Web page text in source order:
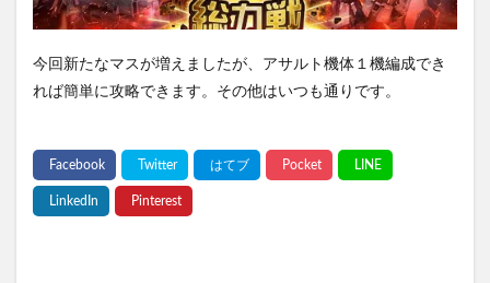
今回新たなマスが増えましたが、アサルト機体１機編成でき
れば簡単に攻略できます。その他はいつも通りです。